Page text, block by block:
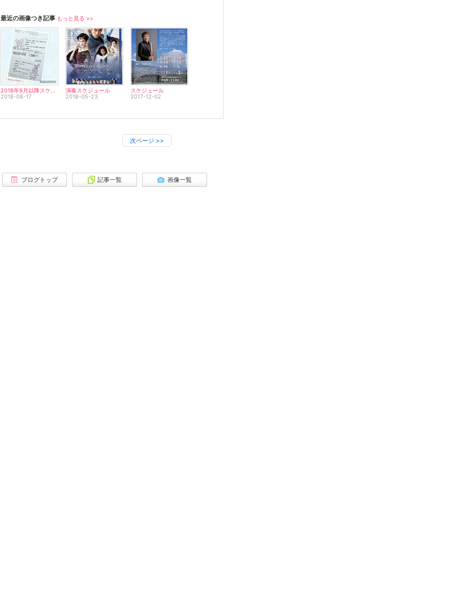
最近の画像つき記事 もっと見る >>
2018年9月以降スケジュール
2018-08-17
演奏スケジュール
2018-05-23
スケジュール
2017-12-02
次ページ >>
ブログトップ 記事一覧 画像一覧